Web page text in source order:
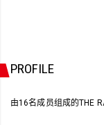
PROFILE
由16名成员组成的THE